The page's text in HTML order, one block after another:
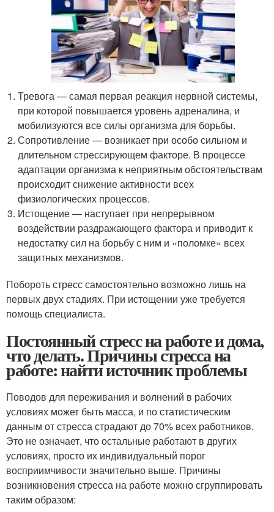
Тревога — самая первая реакция нервной системы,
при которой повышается уровень адреналина, и
мобилизуются все силы организма для борьбы.
Сопротивление — возникает при особо сильном и
длительном стрессирующем факторе. В процессе
адаптации организма к неприятным обстоятельствам
происходит снижение активности всех
физиологических процессов.
Истощение — наступает при непрерывном
воздействии раздражающего фактора и приводит к
недостатку сил на борьбу с ним и «поломке» всех
защитных механизмов.
Побороть стресс самостоятельно возможно лишь на
первых двух стадиях. При истощении уже требуется
помощь специалиста.
Постоянный стресс на работе и дома,
что делать. Причины стресса на
работе: найти источник проблемы
Поводов для переживания и волнений в рабочих
условиях может быть масса, и по статистическим
данным от стресса страдают до 70% всех работников.
Это не означает, что остальные работают в других
условиях, просто их индивидуальный порог
восприимчивости значительно выше. Причины
возникновения стресса на работе можно сгруппировать
таким образом: